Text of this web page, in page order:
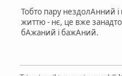
Тобто пару нездолАнний
життю - нє, це вже
бАжаний і бажАний.